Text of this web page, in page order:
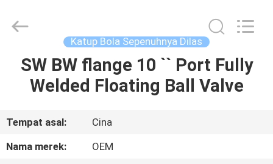
RUMAH
VIDEO
Enterprise
Management
Reserved.
Katup Bola Sepenuhnya Dilas
SW BW flange 10 `` Port Fully
Welded Floating Ball Valve
Tempat asal:
Cina
Nama merek:
OEM